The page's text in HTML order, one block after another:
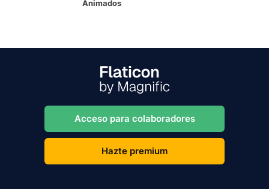
Animados
Acceso para colaboradores
Hazte premium